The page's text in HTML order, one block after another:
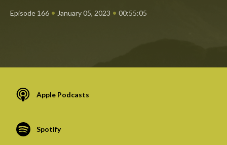
Episode 166 • January 05, 2023 • 00:55:05
Apple Podcasts
Spotify